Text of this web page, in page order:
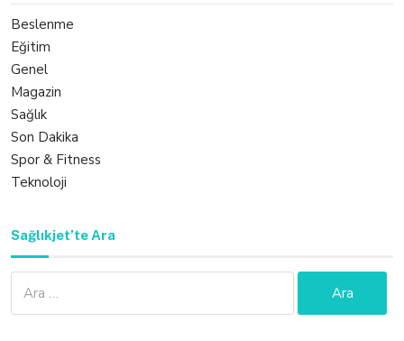
Beslenme
Eğitim
Genel
Magazin
Sağlık
Son Dakika
Spor & Fitness
Teknoloji
Sağlıkjet’te Ara